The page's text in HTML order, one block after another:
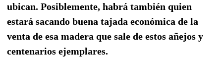
ubican. Posiblemente, habrá también quien
estará sacando buena tajada económica de la
venta de esa madera que sale de estos añejos y
centenarios ejemplares.